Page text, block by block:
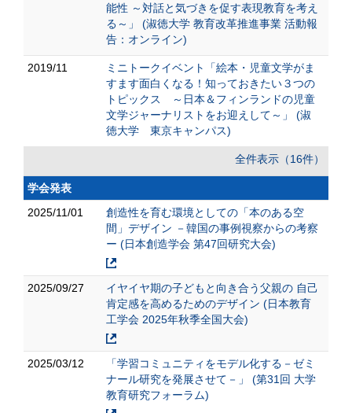
能性 ～対話と気づきを促す表現教育を考え
る～」 (淑徳大学 教育改革推進事業 活動報
告：オンライン)
2019/11
ミニトークイベント「絵本・児童文学がま
すます面白くなる！知っておきたい３つの
トピックス ～日本＆フィンランドの児童
文学ジャーナリストをお迎えして～」 (淑
徳大学 東京キャンパス)
全件表示（16件）
学会発表
2025/11/01
創造性を育む環境としての「本のある空
間」デザイン －韓国の事例視察からの考察
ー (日本創造学会 第47回研究大会)
2025/09/27
イヤイヤ期の子どもと向き合う父親の 自己
肯定感を高めるためのデザイン (日本教育
工学会 2025年秋季全国大会)
2025/03/12
「学習コミュニティをモデル化する－ゼミ
ナール研究を発展させて－」 (第31回 大学
教育研究フォーラム)